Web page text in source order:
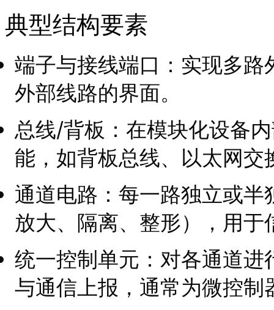
典型结构要素
端子与接线端口：实现多
外部线路的界面。
总线/背板：在模块化设备
能，如背板总线、以太网
通道电路：每一路独立或
放大、隔离、整形），用于
统一控制单元：对各通道
与通信上报，通常为微控